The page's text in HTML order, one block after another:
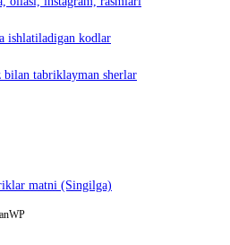
ishlatiladigan kodlar
tabriklayman sherlar
matni (Singilga)